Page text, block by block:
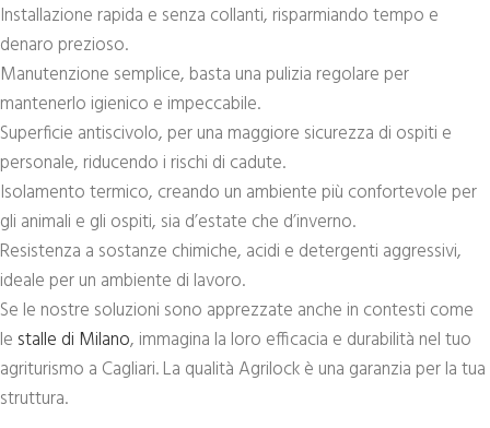
Installazione rapida e senza collanti, risparmiando tempo e
denaro prezioso.
Manutenzione semplice, basta una pulizia regolare per
mantenerlo igienico e impeccabile.
Superficie antiscivolo, per una maggiore sicurezza di ospiti e
personale, riducendo i rischi di cadute.
Isolamento termico, creando un ambiente più confortevole per
gli animali e gli ospiti, sia d’estate che d’inverno.
Resistenza a sostanze chimiche, acidi e detergenti aggressivi,
ideale per un ambiente di lavoro.
Se le nostre soluzioni sono apprezzate anche in contesti come
le stalle di Milano, immagina la loro efficacia e durabilità nel tuo
agriturismo a Cagliari. La qualità Agrilock è una garanzia per la tua
struttura.